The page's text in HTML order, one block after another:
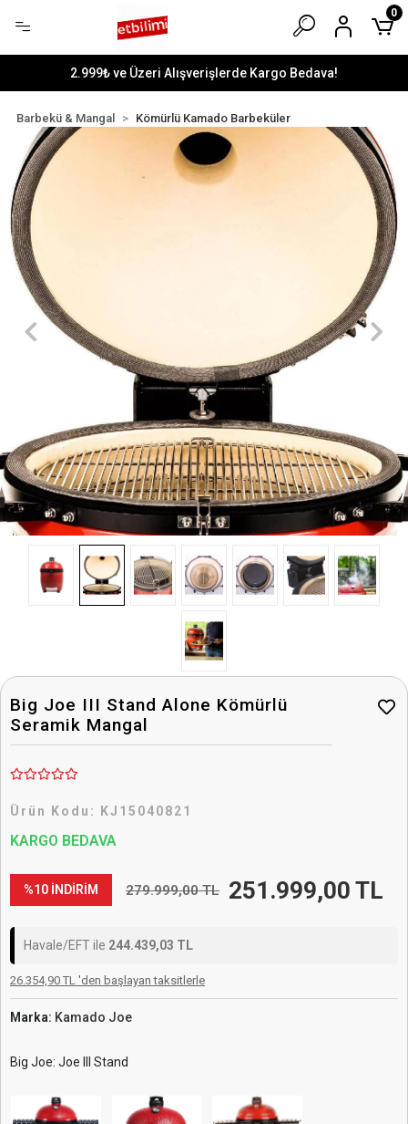
2.999₺ ve Üzeri Alışverişlerde Kargo Bedava!
0
Barbekü & Mangal Kömürlü Kamado Barbeküler
Big Joe III Stand Alone Kömürlü
Seramik Mangal
Ürün Kodu: KJ15040821
KARGO BEDAVA
%10 İNDİRİM 279.999,00 TL 251.999,00 TL
Havale/EFT ile 244.439,03 TL
26.354,90 TL 'den başlayan taksitlerle
Marka: Kamado Joe
Big Joe: Joe III Stand